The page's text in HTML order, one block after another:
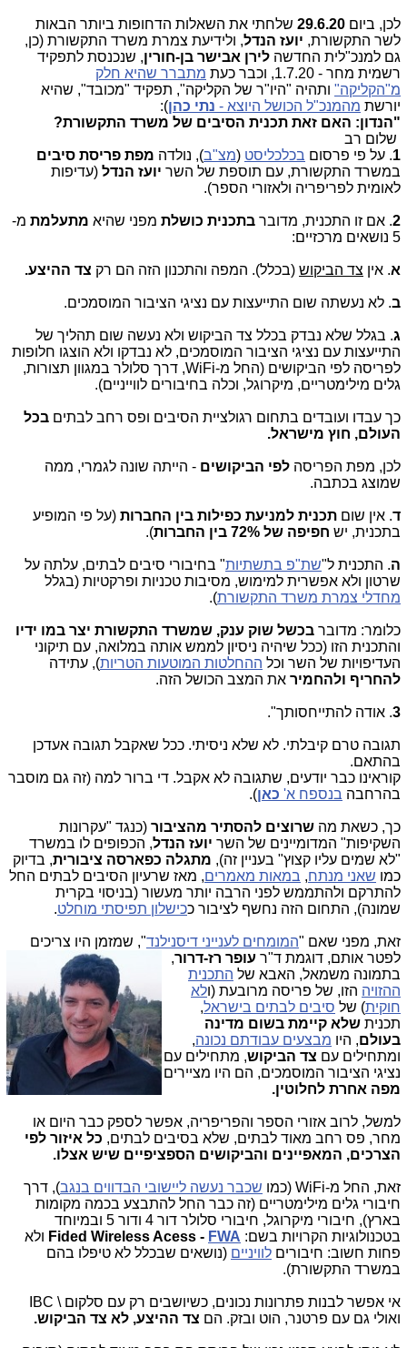
לכן, ביום 29.6.20 שלחתי את השאלות הדחופות ביותר הבאות
לשר התקשורת, יועז הנדל, ולידיעת צמרת משרד התקשורת (כן,
גם למנכ"לית החדשה לירן אבישר בן-חורין, שנכנסת לתפקיד
רשמית מחר - 1.7.20, וכבר כעת
מתברר שהיא חלק
מ"הקליקה" ותהיה "היו"ר של הקליקה", תפקיד "מכובד", שהיא
יורשת מהמנכ"ל הכושל היוצא - נתי כהן):
"הנדון: האם זאת תכנית הסיבים של משרד התקשורת?
שלום רב
1. על פי פרסום בכלכליסט (מצ"ב), נולדה מפת פריסת סיבים
במשרד התקשורת, עם תוספת של השר יועז הנדל (עדיפות
לאומית לפריפריה ולאזורי הספר).
2. אם זו התכנית, מדובר בתכנית כושלת מפני שהיא מתעלמת מ-
5 נושאים מרכזיים:
א. אין צד הביקוש (בכלל). המפה והתכנון הזה הם רק צד ההיצע.
ב. לא נעשתה שום התייעצות עם נציגי הציבור המוסמכים.
ג. בגלל שלא נבדק בכלל צד הביקוש ולא נעשה שום תהליך של
התייעצות עם נציגי הציבור המוסמכים, לא נבדקו ולא הוצגו חלופות
לפריסה לפי הביקושים (החל מ-WiFi, דרך סלולר במגוון תצורות,
גלים מילימטריים, מיקרוגל, וכלה בחיבורים לווייניים).
כך עבדו ועובדים בתחום רגולציית הסיבים ופס רחב לבתים בכל
העולם, חוץ מישראל.
לכן, מפת הפריסה לפי הביקושים - הייתה שונה לגמרי, ממה
שמוצג בכתבה.
ד. אין שום תכנית למניעת כפילות בין החברות (על פי המופיע
בתכנית, יש חפיפה של 72% בין החברות ).
ה. התכנית ל"שת"פ בתשתיות" בחיבורי סיבים לבתים, עלתה על
שרטון ולא אפשרית למימוש, מסיבות טכניות ופרקטיות (בגלל
מחדלי צמרת משרד התקשורת).
כלומר: מדובר בכשל שוק ענק, שמשרד התקשורת יצר במו ידיו
והתכנית הזו (ככל שיהיה ניסיון לממש אותה במלואה, עם תיקוני
העדיפויות של השר וכל ההחלטות המוטעות הטריות), עתידה
להחריף ולהחמיר את המצב הכושל הזה.
3. אודה להתייחסותך".
תגובה טרם קיבלתי. לא שלא ניסיתי. ככל שאקבל תגובה אעדכן
בהתאם.
קוראינו כבר יודעים, שתגובה לא אקבל. די ברור למה (זה גם מוסבר
בהרחבה בנספח א' כאן).
כך, כשאת מה שרוצים להסתיר מהציבור (כנגד "עקרונות
השקיפות" המדומיינים של השר יועז הנדל, הכפופים לו במשרד
"לא שמים עליו קצוץ" בעניין זה), מתגלה כפארסה ציבורית, בדיוק
כמו שאני מנתח, במאות מאמרים, מאז שרעיון הסיבים לבתים החל
להתרקם ולהתממש לפני הרבה יותר מעשור (בניסוי בקרית
שמונה), התחום הזה נחשף לציבור ככישלון תפיסתי מוחלט.
זאת, מפני שאם "המומחים לענייני דיסנילנד", שמזמן היו צריכים
לפטר אותם, דוגמת ד"ר עופר רז-דרור,
בתמונה משמאל, האבא של התכנית
ההזויה הזו, של פריסה מרובעת (ולא
חוקית) של סיבים לבתים בישראל,
תכנית שלא קיימת בשום מדינה
בעולם, היו מבצעים עבודתם נכונה,
ומתחילים עם צד הביקוש, מתחילים עם
נציגי הציבור המוסמכים, הם היו מציירים
מפה אחרת לחלוטין.
למשל, לרוב אזורי הספר והפריפריה, אפשר לספק כבר היום או
מחר, פס רחב מאוד לבתים, שלא בסיבים לבתים, כל איזור לפי
הצרכים, המאפיינים והביקושים הספציפיים שיש אצלו.
זאת, החל מ-WiFi (כמו שכבר נעשה ליישובי הבדווים בנגב), דרך
חיבורי גלים מילימטריים (זה כבר החל להתבצע בכמה מקומות
בארץ), חיבורי מיקרוגל, חיבורי סלולר דור 4 ודור 5 ובמיוחד
בטכנולוגיות הקרויות בשם:
Fided Wireless Acess - FWA
ולא
פחות חשוב: חיבורים לוויניים (נושאים שבכלל לא טיפלו בהם
במשרד התקשורת).
אי אפשר לבנות פתרונות נכונים, כשיושבים רק עם סלקום \ IBC
ואולי גם עם פרטנר, הוט ובזק. הם צד ההיצע, לא צד הביקוש.